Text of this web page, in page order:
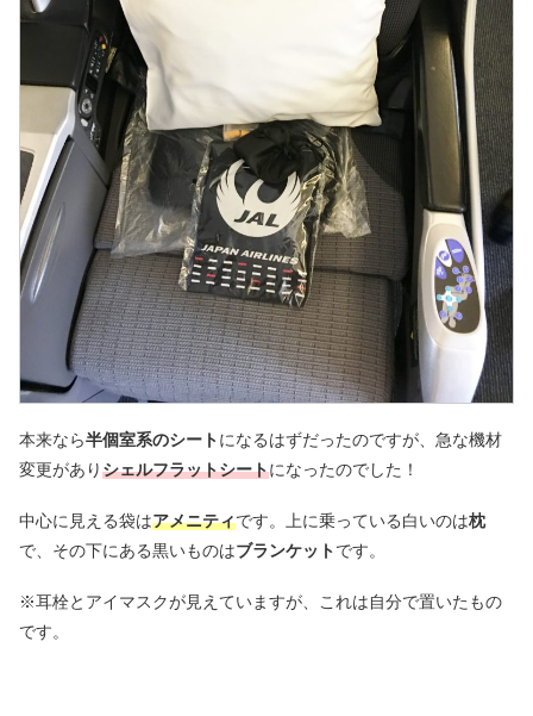
本来なら半個室系のシートになるはずだったのですが、急な機材
変更がありシェルフラットシートになったのでした！
中心に見える袋はアメニティです。上に乗っている白いのは枕
で、その下にある黒いものはブランケットです。
※耳栓とアイマスクが見えていますが、これは自分で置いたもの
です。